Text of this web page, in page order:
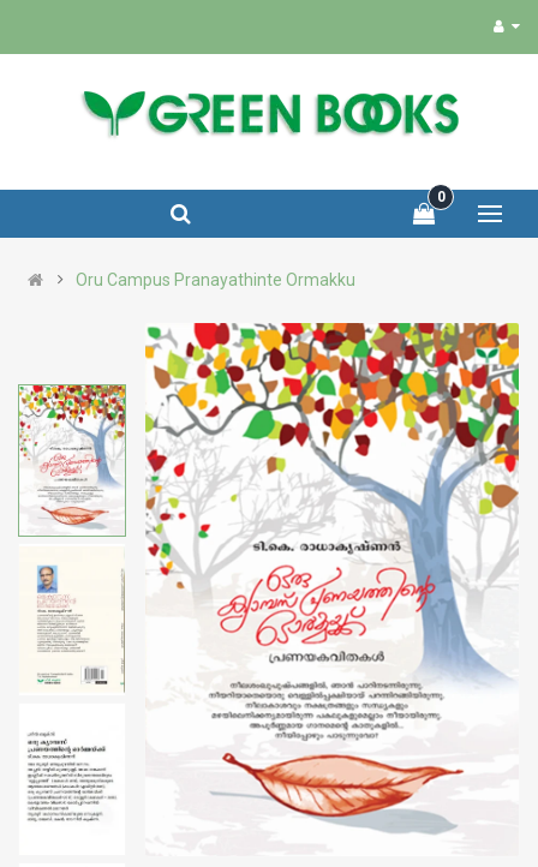
0
Oru Campus Pranayathinte Ormakku